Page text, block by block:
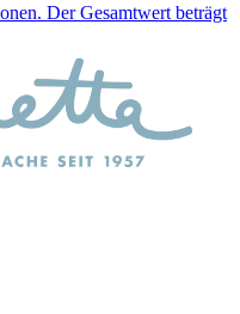
Der Gesamtwert beträgt